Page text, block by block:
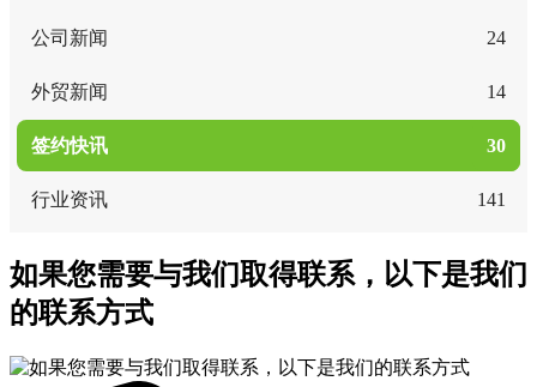
公司新闻 24
外贸新闻 14
签约快讯 30
行业资讯 141
如果您需要与我们取得联系，以下是我们
的联系方式